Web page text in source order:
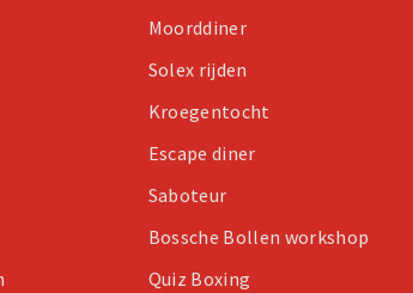
Moorddiner
Solex rijden
Kroegentocht
Escape diner
Saboteur
Bossche Bollen workshop
Quiz Boxing